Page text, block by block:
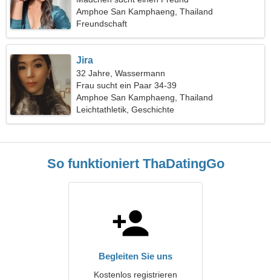
Amphoe San Kamphaeng, Thailand
Freundschaft
Jira
32 Jahre, Wassermann
Frau sucht ein Paar 34-39
Amphoe San Kamphaeng, Thailand
Leichtathletik, Geschichte
So funktioniert ThaDatingGo
Begleiten Sie uns
Kostenlos registrieren